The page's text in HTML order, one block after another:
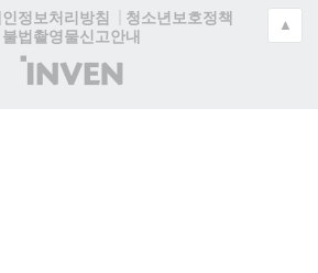
정보처리방침
청소년보호정책
불법촬영물신고안내
(주)
인
▲